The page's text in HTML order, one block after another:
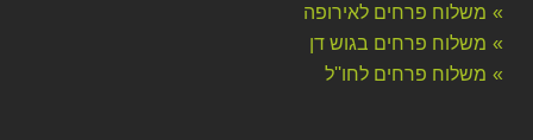
זר חמניות כפרי
משלוח פרחים לאירופה
משלוח פרחים בגוש דן
משלוח פרחים לחו''ל